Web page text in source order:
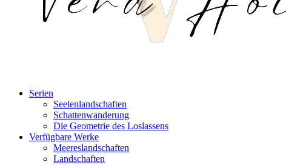
Serien
Seelenlandschaften
Schattenwanderung
Die Geometrie des Loslassens
Verfügbare Werke
Meereslandschaften
Landschaften